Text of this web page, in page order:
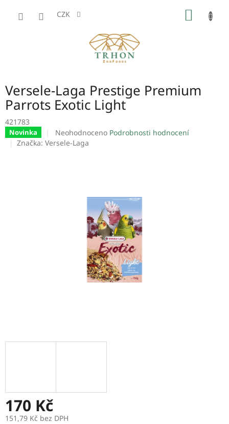
CZK
Versele-Laga Prestige Premium
Parrots Exotic Light
421783
Novinka
Průměrné
hodnocení
hvězdiček.
Neohodnoceno Podrobnosti hodnocení
Značka: Versele-Laga
170 Kč
151,79 Kč bez DPH